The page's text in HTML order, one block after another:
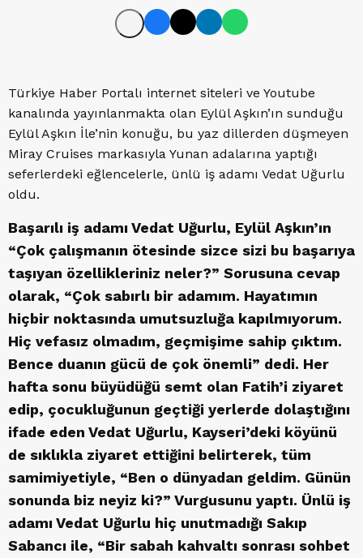
Türkiye Haber Portalı internet siteleri ve Youtube
kanalında yayınlanmakta olan Eylül Aşkın’ın sunduğu
Eylül Aşkın İle’nin konuğu, bu yaz dillerden düşmeyen
Miray Cruises markasıyla Yunan adalarına yaptığı
seferlerdeki eğlencelerle, ünlü iş adamı Vedat Uğurlu
oldu.
Başarılı iş adamı Vedat Uğurlu, Eylül Aşkın’ın
“Çok çalışmanın ötesinde sizce sizi bu başarıya
taşıyan özellikleriniz neler?” Sorusuna cevap
olarak, “Çok sabırlı bir adamım. Hayatımın
hiçbir noktasında umutsuzluğa kapılmıyorum.
Hiç vefasız olmadım, geçmişime sahip çıktım.
Bence duanın gücü de çok önemli” dedi. Her
hafta sonu büyüdüğü semt olan Fatih’i ziyaret
edip, çocukluğunun geçtiği yerlerde dolaştığını
ifade eden Vedat Uğurlu, Kayseri’deki köyünü
de sıklıkla ziyaret ettiğini belirterek, tüm
samimiyetiyle, “Ben o dünyadan geldim. Günün
sonunda biz neyiz ki?” Vurgusunu yaptı. Ünlü iş
adamı Vedat Uğurlu hiç unutmadığı Sakıp
Sabancı ile, “Bir sabah kahvaltı sonrası sohbet